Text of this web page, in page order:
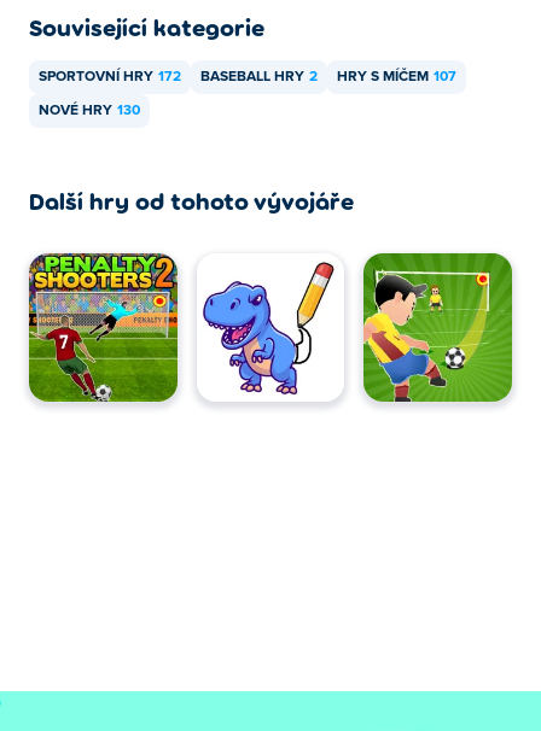
Související kategorie
SPORTOVNÍ HRY 172 BASEBALL HRY 2 HRY S MÍČEM 107
NOVÉ HRY 130
Další hry od tohoto vývojáře